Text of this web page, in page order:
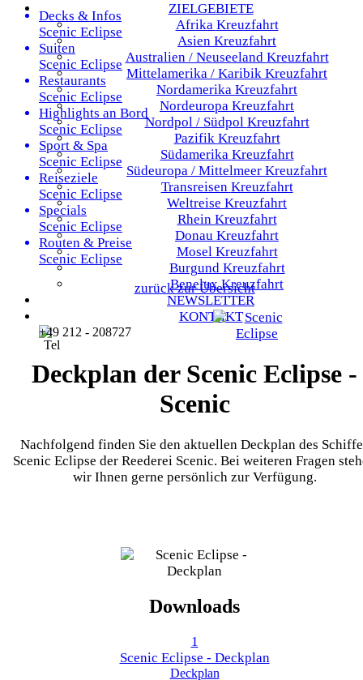
ZIELGEBIETE
Afrika Kreuzfahrt
Asien Kreuzfahrt
Australien / Neuseeland Kreuzfahrt
Mittelamerika / Karibik Kreuzfahrt
Nordamerika Kreuzfahrt
Nordeuropa Kreuzfahrt
Nordpol / Südpol Kreuzfahrt
Pazifik Kreuzfahrt
Südamerika Kreuzfahrt
Südeuropa / Mittelmeer Kreuzfahrt
Transreisen Kreuzfahrt
Weltreise Kreuzfahrt
Rhein Kreuzfahrt
Donau Kreuzfahrt
Mosel Kreuzfahrt
Burgund Kreuzfahrt
BeneluxKreuzfahrt
NEWSLETTER
KONTAKT
+49 212 - 208727
Decks & Infos
Scenic Eclipse
Suiten
Scenic Eclipse
Restaurants
Scenic Eclipse
Highlights an Bord
Scenic Eclipse
Sport & Spa
Scenic Eclipse
Reiseziele
Scenic Eclipse
Specials
Scenic Eclipse
Routen & Preise
Scenic Eclipse
zurück zur Übersicht
Deckplan der Scenic Eclipse -
Scenic
Nachfolgend finden Sie den aktuellen Deckplan des
Scenic Eclipse der Reederei Scenic. Bei weiteren Fragen
wir Ihnen gerne persönlich zur Verfügung.
Downloads
1
Scenic Eclipse - Deckplan
Deckplan